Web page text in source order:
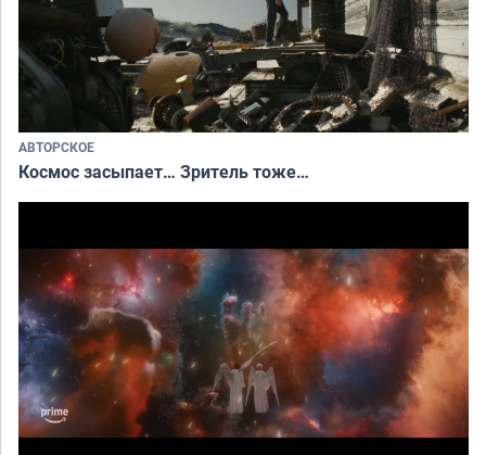
АВТОРСКОЕ
Космос засыпает… Зритель тоже…